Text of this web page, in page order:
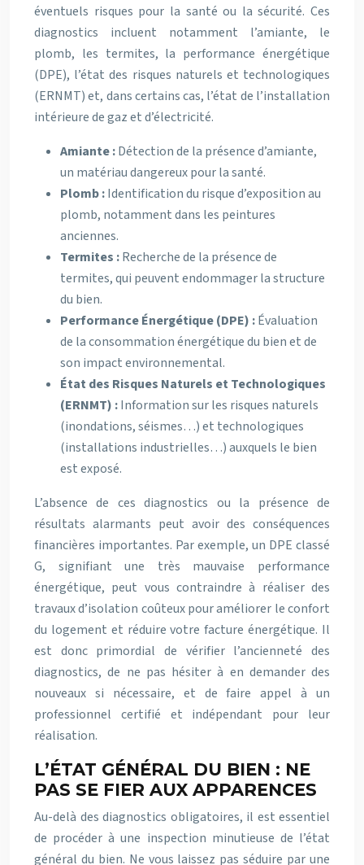
éventuels risques pour la santé ou la sécurité. Ces
diagnostics incluent notamment l’amiante, le
plomb, les termites, la performance énergétique
(DPE), l’état des risques naturels et technologiques
(ERNMT) et, dans certains cas, l’état de l’installation
intérieure de gaz et d’électricité.
Amiante :Détection de la présence d’amiante,
un matériau dangereux pour la santé.
Plomb :Identification du risque d’exposition au
plomb, notamment dans les peintures
anciennes.
Termites :Recherche de la présence de
termites, qui peuvent endommager la structure
du bien.
Performance Énergétique (DPE) :Évaluation
de la consommation énergétique du bien et de
son impact environnemental.
État des Risques Naturels et Technologiques
(ERNMT) :Information sur les risques naturels
(inondations, séismes…) et technologiques
(installations industrielles…) auxquels le bien
est exposé.
L’absence de ces diagnostics ou la présence de
résultats alarmants peut avoir des conséquences
financières importantes. Par exemple, un DPE classé
G, signifiant une très mauvaise performance
énergétique, peut vous contraindre à réaliser des
travaux d’isolation coûteux pour améliorer le confort
du logement et réduire votre facture énergétique. Il
est donc primordial de vérifier l’ancienneté des
diagnostics, de ne pas hésiter à en demander des
nouveaux si nécessaire, et de faire appel à un
professionnel certifié et indépendant pour leur
réalisation.
L’ÉTAT GÉNÉRAL DU BIEN : NE
PAS SE FIER AUX APPARENCES
Au-delà des diagnostics obligatoires, il est essentiel
de procéder à une inspection minutieuse de l’état
général du bien. Ne vous laissez pas séduire par une